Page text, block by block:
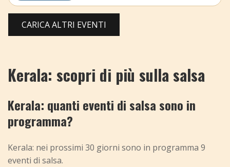
CARICA ALTRI EVENTI
Kerala: scopri di più sulla salsa
Kerala: quanti eventi di salsa sono in
programma?
Kerala: nei prossimi 30 giorni sono in programma 9
eventi di salsa.